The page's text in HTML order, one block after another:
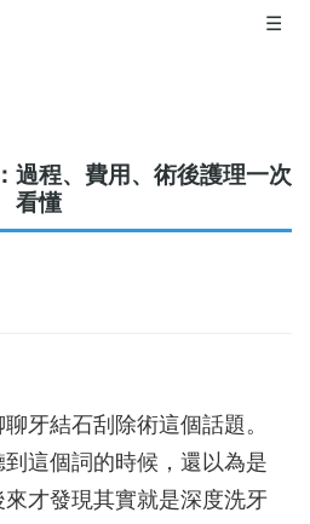
☰
過程、費用、術後護理一次
看懂
牙結石刮除術這個話題。
這個詞的時候，還以為是
才發現其實就是深度洗牙